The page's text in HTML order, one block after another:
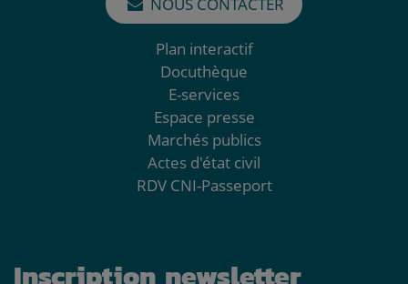
NOUS CONTACTER
Plan interactif
Docuthèque
E-services
Espace presse
Marchés publics
Actes d'état civil
RDV CNI-Passeport